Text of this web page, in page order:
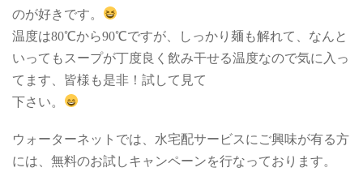
のが好きです。
温度は80℃から90℃ですが、しっかり麺も解れて、なんと
いってもスープが丁度良く飲み干せる温度なので気に入っ
てます、皆様も是非！試して見て
下さい。
ウォーターネットでは、水宅配サービスにご興味が有る方
には、無料のお試しキャンペーンを行なっております。